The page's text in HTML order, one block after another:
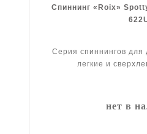
Спиннинг «Roix»
Серия спиннингов для
легкие и
нет в